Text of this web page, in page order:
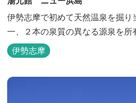
伊勢志摩で初めて天然温泉を掘
一、２本の泉質の異なる源泉を所
伊勢志摩